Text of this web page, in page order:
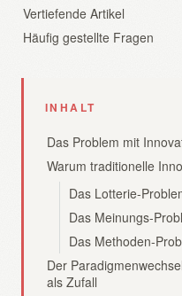
Vertiefende Artikel
Häufig gestellte Fragen
INHALT
Das Problem mit
Warum traditionelle
Das Lotterie-
Das Meinungs-
Das Methoden-
Der
als Zufall